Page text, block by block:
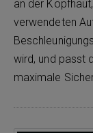
an der
verwendeten
wird, und passt
maximale